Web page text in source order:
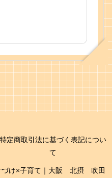
特定商取引法に基づく表記につい
て
づけ×子育て｜大阪 北摂 吹田